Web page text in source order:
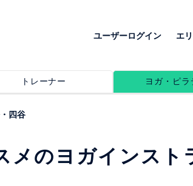
ユーザーログイン エ
トレーナー ヨガ・ピラ
四谷
メのヨガインスト